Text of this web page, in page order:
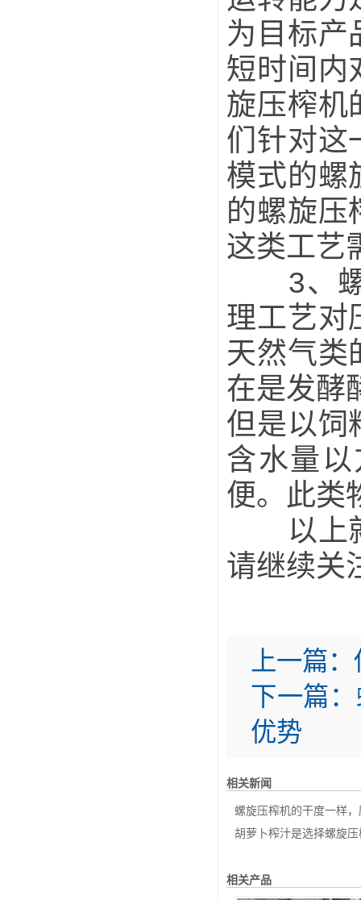
为目标产
短时间内
旋压榨机
们针对这
模式的螺
的螺旋压
这类工艺
3、螺
理工艺对
天然气类
在是发酵
但是以饲
含水量
便。此类
以上就
请继续关
上一篇：
下一篇：
优势
相关新闻
螺旋压榨机的干度一样
胡萝卜榨汁是选择螺旋
相关产品